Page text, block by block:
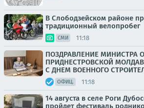
В Слободзейском районе
традиционный велопробег
СМИ 11:18
ПОЗДРАВЛЕНИЕ МИНИСТРА
ПРИДНЕСТРОВСКОЙ
С ДНЕМ ВОЕННОГО
ОФИЦ. 11:18
14 августа в селе Роги
пройдет фестиваль